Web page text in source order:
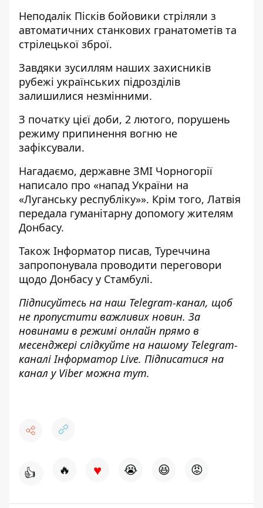
Неподалік Пісків бойовики стріляли з
автоматичних станкових гранатометів та
стрілецької зброї.
Завдяки зусиллям наших захисників
рубежі українських підрозділів
залишилися незмінними.
З початку цієї доби, 2 лютого, порушень
режиму припинення вогню не
зафіксували.
Нагадаємо, державне ЗМІ Чорногорії
написало про «напад України на
«Луганську республіку»». Крім того, Латвія
передала гуманітарну допомогу жителям
Донбасу.
Також Інформатор писав, Туреччина
запропонувала проводити переговори
щодо Донбасу у Стамбулі.
Підписуйтесь на наш Telegram-канал, щоб
не пропустити важливих новин. За
новинами в режимі онлайн прямо в
месенджері слідкуйте на нашому Telegram-
каналіІнформатор Live. Підписатися на
канал у Viber можна тут.
👍 🔥 ♥ 😭 😆 😡